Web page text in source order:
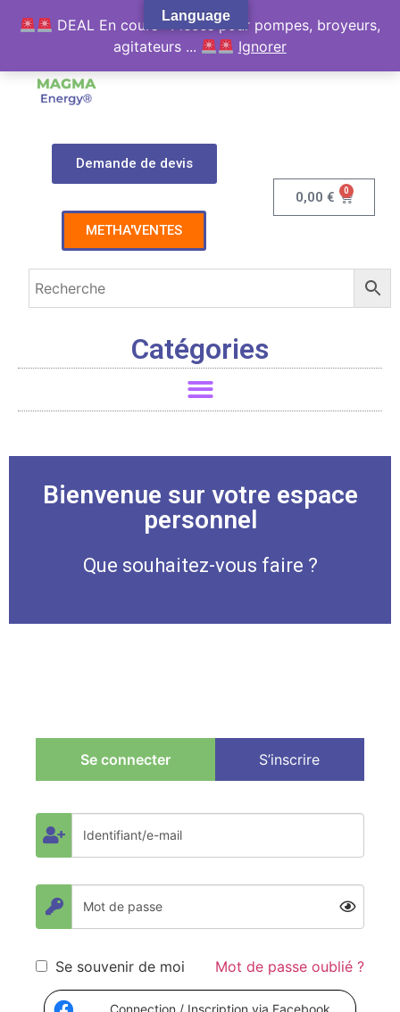
Demande de devis
METHA'VENTES
0,00€ 0
Catégories
Bienvenue sur votre espace
personnel
Que souhaitez-vous faire ?
Se connecter S’inscrire
Se souvenir de moi Mot de passe oublié ?
Connection / Inscription via Facebook
Language
DEAL En cours : Pièces pour pompes, broyeurs,
agitateurs ...
Ignorer